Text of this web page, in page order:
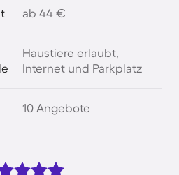
ab 44 €
Haustiere erlaubt,
Internet und Parkplatz
10 Angebote